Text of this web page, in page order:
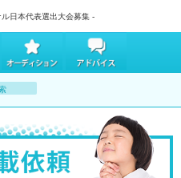
日本代表選出大会募集 -